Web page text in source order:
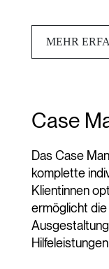
MEHR
Case
Das Case
komplette
Klientinnen
ermöglicht